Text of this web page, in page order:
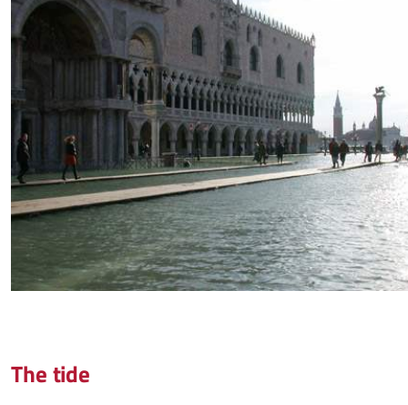
The tide